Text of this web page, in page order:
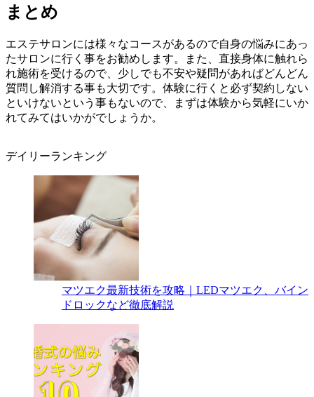
まとめ
エステサロンには様々なコースがあるので自身の悩みにあっ
たサロンに行く事をお勧めします。また、直接身体に触れら
れ施術を受けるので、少しでも不安や疑問があればどんどん
質問し解消する事も大切です。体験に行くと必ず契約しない
といけないという事もないので、まずは体験から気軽にいか
れてみてはいかがでしょうか。
デイリーランキング
マツエク最新技術を攻略｜LEDマツエク、バイン
ドロックなど徹底解説